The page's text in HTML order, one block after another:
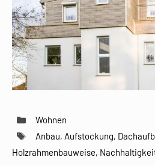
Kategorien
Wohnen
Schlagwörter
Anbau, Aufstockung,
Holzrahmenbauweise,